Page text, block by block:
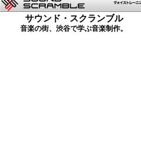
サウンド・スクランブル
音楽の街、渋谷で学ぶ音楽制作。